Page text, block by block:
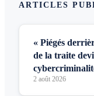
ARTICLES
« Piégés
de la traite
2 août 2026